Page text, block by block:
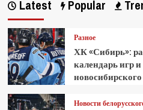
Latest Popular
Разное
ХК «Сибирь»:
календарь игр
Новости